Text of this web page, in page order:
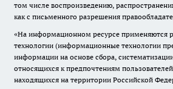
том числе воспроизведению,
как с письменного разрешения
«На информационном ресурсе применяются
технологии (информационные технологии
информации на основе сбора,
относящихся к предпочтениям
находящихся на территории Российской